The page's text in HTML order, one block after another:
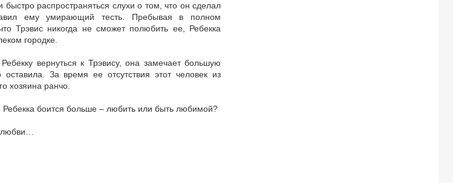
быстро распространяться слухи о том, что он сделал
ему умирающий тесть. Пребывая в полном
Трэвис никогда не сможет полюбить ее, Ребекка
городке.
вернуться к Трэвису, она замечает большую
За время ее отсутствия этот человек из
хозяина ранчо.
Ребекка боится больше – любить или быть любимой?